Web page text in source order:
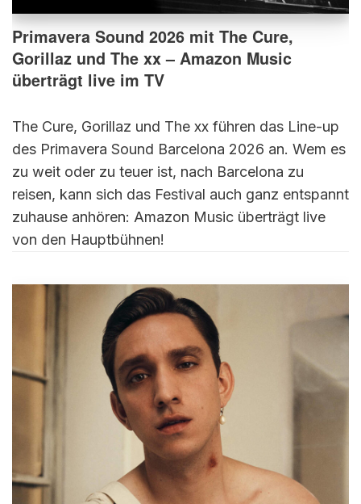
Primavera Sound 2026 mit The Cure,
Gorillaz und The xx – Amazon Music
überträgt live im TV
The Cure, Gorillaz und The xx führen das Line-up
des Primavera Sound Barcelona 2026 an. Wem es
zu weit oder zu teuer ist, nach Barcelona zu
reisen, kann sich das Festival auch ganz entspannt
zuhause anhören: Amazon Music überträgt live
von den Hauptbühnen!